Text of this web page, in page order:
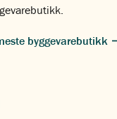
byggevarebutikk